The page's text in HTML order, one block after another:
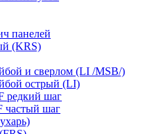
панелей
(KRS)
и сверлом (LI /MSB/)
острый (LI)
редкий шаг
частый шаг